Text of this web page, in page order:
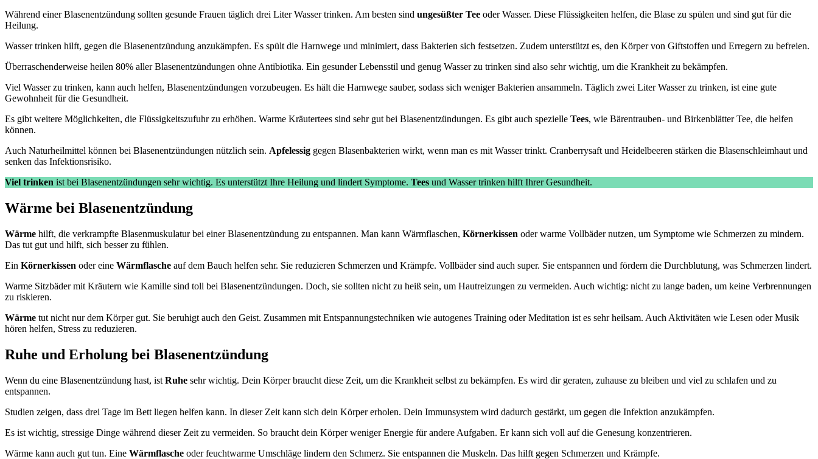
Während einer Blasenentzündung sollten gesunde Frauen täglich drei Liter Wasser trinken. Am besten sind ungesüßter Tee oder Wasser. Diese Flüssigkeiten helfen, die Blase zu spülen und sind gut für die
Heilung.
Wasser trinken hilft, gegen die Blasenentzündung anzukämpfen. Es spült die Harnwege und minimiert, dass Bakterien sich festsetzen. Zudem unterstützt es, den Körper von Giftstoffen und Erregern zu befreien.
Überraschenderweise heilen 80% aller Blasenentzündungen ohne Antibiotika. Ein gesunder Lebensstil und genug Wasser zu trinken sind also sehr wichtig, um die Krankheit zu bekämpfen.
Viel Wasser zu trinken, kann auch helfen, Blasenentzündungen vorzubeugen. Es hält die Harnwege sauber, sodass sich weniger Bakterien ansammeln. Täglich zwei Liter Wasser zu trinken, ist eine gute
Gewohnheit für die Gesundheit.
Es gibt weitere Möglichkeiten, die Flüssigkeitszufuhr zu erhöhen. Warme Kräutertees sind sehr gut bei Blasenentzündungen. Es gibt auch spezielle Tees, wie Bärentrauben- und Birkenblätter Tee, die helfen
können.
Auch Naturheilmittel können bei Blasenentzündungen nützlich sein. Apfelessig gegen Blasenbakterien wirkt, wenn man es mit Wasser trinkt. Cranberrysaft und Heidelbeeren stärken die Blasenschleimhaut und
senken das Infektionsrisiko.
Viel trinken ist bei Blasenentzündungen sehr wichtig. Es unterstützt Ihre Heilung und lindert Symptome. Tees und Wasser trinken hilft Ihrer Gesundheit.
Wärme bei Blasenentzündung
Wärme hilft, die verkrampfte Blasenmuskulatur bei einer Blasenentzündung zu entspannen. Man kann Wärmflaschen, Körnerkissen oder warme Vollbäder nutzen, um Symptome wie Schmerzen zu mindern.
Das tut gut und hilft, sich besser zu fühlen.
Ein Körnerkissen oder eine Wärmflasche auf dem Bauch helfen sehr. Sie reduzieren Schmerzen und Krämpfe. Vollbäder sind auch super. Sie entspannen und fördern die Durchblutung, was Schmerzen lindert.
Warme Sitzbäder mit Kräutern wie Kamille sind toll bei Blasenentzündungen. Doch, sie sollten nicht zu heiß sein, um Hautreizungen zu vermeiden. Auch wichtig: nicht zu lange baden, um keine Verbrennungen
zu riskieren.
Wärme tut nicht nur dem Körper gut. Sie beruhigt auch den Geist. Zusammen mit Entspannungstechniken wie autogenes Training oder Meditation ist es sehr heilsam. Auch Aktivitäten wie Lesen oder Musik
hören helfen, Stress zu reduzieren.
Ruhe und Erholung bei Blasenentzündung
Wenn du eine Blasenentzündung hast, ist Ruhe sehr wichtig. Dein Körper braucht diese Zeit, um die Krankheit selbst zu bekämpfen. Es wird dir geraten, zuhause zu bleiben und viel zu schlafen und zu
entspannen.
Studien zeigen, dass drei Tage im Bett liegen helfen kann. In dieser Zeit kann sich dein Körper erholen. Dein Immunsystem wird dadurch gestärkt, um gegen die Infektion anzukämpfen.
Es ist wichtig, stressige Dinge während dieser Zeit zu vermeiden. So braucht dein Körper weniger Energie für andere Aufgaben. Er kann sich voll auf die Genesung konzentrieren.
Wärme kann auch gut tun. Eine Wärmflasche oder feuchtwarme Umschläge lindern den Schmerz. Sie entspannen die Muskeln. Das hilft gegen Schmerzen und Krämpfe.